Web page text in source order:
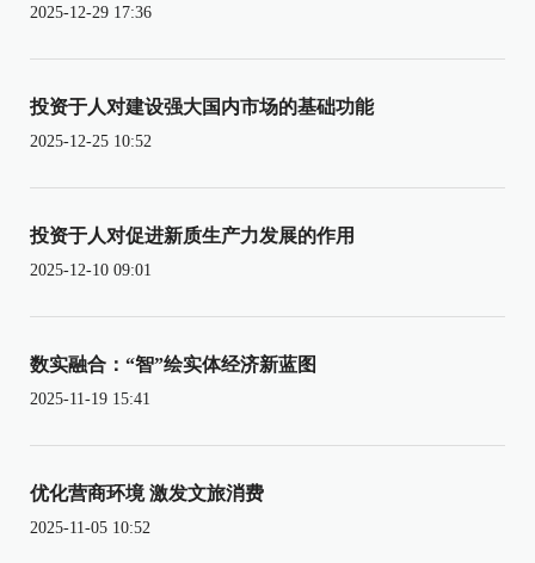
2025-12-29 17:36
投资于人对建设强大国内市场的基础功能
2025-12-25 10:52
投资于人对促进新质生产力发展的作用
2025-12-10 09:01
数实融合：“智”绘实体经济新蓝图
2025-11-19 15:41
优化营商环境 激发文旅消费
2025-11-05 10:52